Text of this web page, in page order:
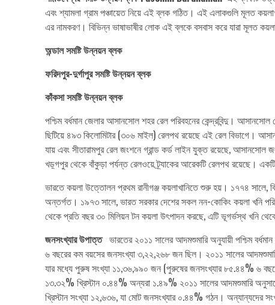
এবং শ্যামলা গ্রাম পঞ্চায়েত নিয়ে এই ব্লক গঠিত। এই এলাকগুলি মূলত
এর নামকরণ। বিভিন্ন ভাষাভাষীর লোক এই ব্লকে বসবাস করে যারা মূলত
অন্ডাল সমষ্টি উন্নয়ন ব্লক
ফরিদপুর-দুর্গাপুরসমষ্টি উন্নয়ন ব্লক
কাঁকসা সমষ্টি উন্নয়ন ব্লক
পশ্চিম বর্ধমান জেলার আসানসোল শহর রেল পরিবহনের কেন্দ্রবিন্দু।
ছিটিয়ে ৪৯৩ কিলোমিটার (৩০৬ মাইল) রেলপথ রয়েছে এই রেল বিভাগে।
যায় এবং সীতারামপুর রেল জংশনে গ্রান্ড কর্ড লাইন যুক্ত রয়েছে,
খড়্গপুর থেকে বাঁকুড়া পর্যন্ত রেলওয়ে ট্র্যাকের আরেকটি রেলপথ রয়েছে।
ভারতে কয়লা উত্তোলন প্রথম রানীগঞ্জ কয়লাখানিতে শুরু হয়। ১৭৭৪ সালে,
অন্তর্গত। ১৯৭৩ সালে, ভারত সরকার দেশের সকল নন-কোকিং কয়লা খনি
থেকে প্রতি বছর ৩০ মিলিয়ন টন কয়লা উৎপাদন করছে, এটি ভূগর্ভস্থ খনি
জনসংখ্যার উপাত্তভারতের ২০১১ সালের আদমশুমারি অনুযায়ী পশ্চিম
৬ বছরের কম বয়সের জনসংখ্যা ৩,২২,২৬৮ জন ছিল। ২০১১ সালের
যার মধ্যে পুরুষ সংখ্যা ১১,৩৬,৯৯০ জন (পুরুষের জনসংখ্যার ৮৫.৪৪% ৬
১৩.৩২% খ্রিস্টান ০.৪৪% অন্যরা ১.৪৯% ২০১১ সালের আদমশুমারি
খ্রিস্টান সংখ্যা ১২,৬৩৬, যা মোট জনসংখ্যার ০.৪৪% গঠন। অন্যান্যদের